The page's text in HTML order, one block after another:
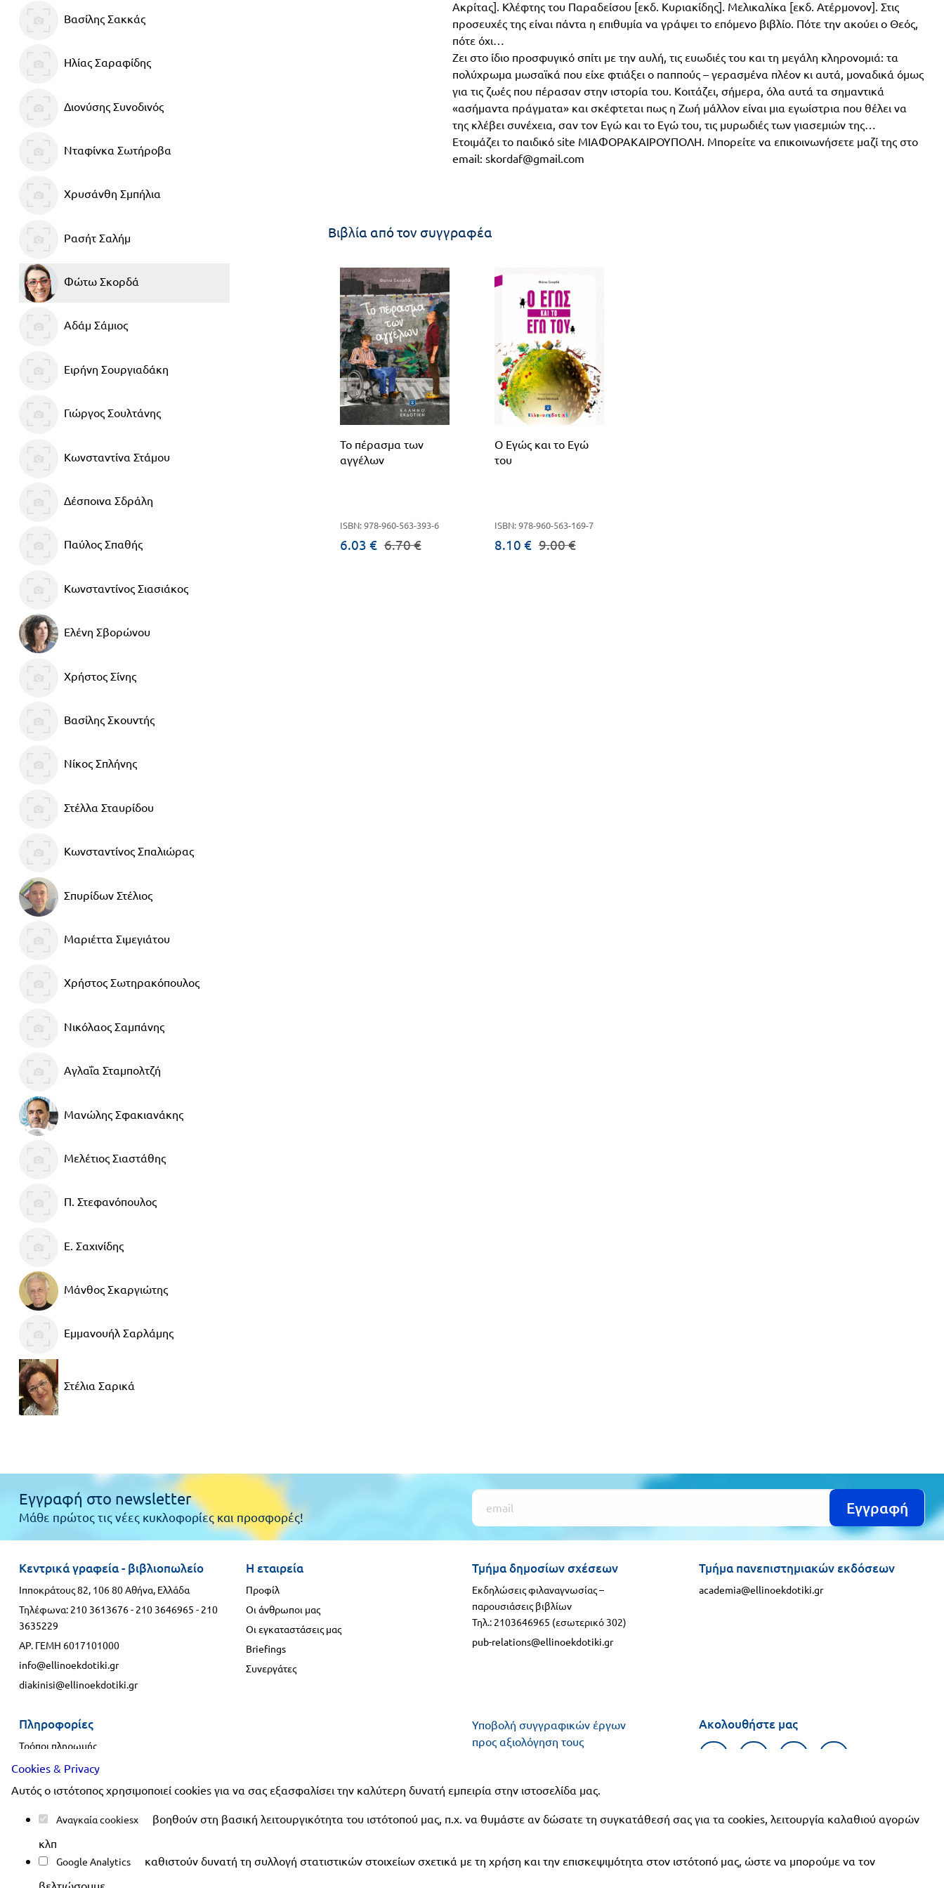
Θεματικά
Ημερολόγια
Εκπαιδευτικών
Δραστηριοτήτων
STE(A)M
Εκπαίδευση
ενηλίκων –
Διά Βίου
Μάθηση
Βιβλιοθήκη
του
Πανελλήνιοι
Διαγωνισμοί
Παζλ και
Επιτραπέζια
Τάξη
Β΄
Τάξη
Λύκειο
Τάξη
Β΄
Τάξη
Γ΄
Τάξη
Ε.ΠΑΛ.
λύκειο
Βασίλης Σακκάς
Ηλίας Σαραφίδης
Διονύσης Συνοδινός
Νταφίνκα Σωτήροβα
Χρυσάνθη Σμπήλια
Ρασήτ Σαλήμ
Φώτω Σκορδά
Αδάμ Σάμιος
Ειρήνη Σουργιαδάκη
Γιώργος Σουλτάνης
Κωνσταντίνα Στάμου
Δέσποινα Σδράλη
Παύλος Σπαθής
Κωνσταντίνος Σιασιάκος
Ελένη Σβορώνου
Χρήστος Σίνης
Βασίλης Σκουντής
Νίκος Σπλήνης
Στέλλα Σταυρίδου
Κωνσταντίνος Σπαλιώρας
Σπυρίδων Στέλιος
Μαριέττα Σιμεγιάτου
Χρήστος Σωτηρακόπουλος
Νικόλαος Σαμπάνης
Αγλαΐα Σταμπολτζή
Μανώλης Σφακιανάκης
Μελέτιος Σιαστάθης
Π. Στεφανόπουλος
Ε. Σαχινίδης
Μάνθος Σκαργιώτης
Εμμανουήλ Σαρλάμης
Στέλια Σαρικά
Ακρίτας]. Κλέφτης του Παραδείσου [εκδ. Κυριακίδης]. Μελικαλίκα [εκδ. Ατέρμονον]. Στις
προσευχές της είναι πάντα η επιθυμία να γράψει το επόμενο βιβλίο. Πότε την ακούει ο Θεός,
πότε όχι…
Ζει στο ίδιο προσφυγικό σπίτι με την αυλή, τις ευωδιές του και τη μεγάλη κληρονομιά: τα
πολύχρωμα μωσαϊκά που είχε φτιάξει ο παππούς – γερασμένα πλέον κι αυτά, μοναδικά όμως
για τις ζωές που πέρασαν στην ιστορία του. Κοιτάζει, σήμερα, όλα αυτά τα σημαντικά
«ασήμαντα πράγματα» και σκέφτεται πως η Ζωή μάλλον είναι μια εγωίστρια που θέλει να
της κλέβει συνέχεια, σαν τον Εγώ και το Εγώ του, τις μυρωδιές των γιασεμιών της…
Ετοιμάζει το παιδικό site ΜΙΑΦΟΡΑΚΑΙΡΟΥΠΟΛΗ. Μπορείτε να επικοινωνήσετε μαζί της στο
email: skordaf@gmail.com
Βιβλία από τον συγγραφέα
Το πέρασμα των
αγγέλων
ISBN: 978-960-563-393-6
6.03 € 6.70 €
Ο Εγώς και το Εγώ
του
ISBN: 978-960-563-169-7
8.10 € 9.00 €
Εγγραφή στο newsletter
Μάθε πρώτος τις νέες κυκλοφορίες και προσφορές! Εγγραφή
Κεντρικά γραφεία - βιβλιοπωλείο
Ιπποκράτους 82, 106 80 Αθήνα, Ελλάδα
Τηλέφωνα: 210 3613676- 210 3646965 - 210
3635229
ΑΡ. ΓΕΜΗ 6017101000
info@ellinoekdotiki.gr
diakinisi@ellinoekdotiki.gr
Η εταιρεία
Προφίλ
Οι άνθρωποι μας
Οι εγκαταστάσεις μας
Briefings
Συνεργάτες
Τμήμα δημοσίων σχέσεων
Εκδηλώσεις φιλαναγνωσίας –
παρουσιάσεις βιβλίων
Τηλ.: 2103646965 (εσωτερικό 302)
pub-relations@ellinoekdotiki.gr
Τμήμα πανεπιστημιακών εκδόσεων
academia@ellinoekdotiki.gr
Πληροφορίες
Τρόποι πληρωμής
Τρόποι αποστολής
Πολιτική επιστροφής
Υποβολή συγγραφικών έργων
προς αξιολόγηση τους
βιβλίων - δοκιμίων - μονογραφιών
Ακολουθήστε μας
Copyright 2019-2026 ellinoekdotiki.gr - All rights reserved Όροι χρήσης Προστασία δεδομένων Ασφάλεια συναλλαγών
Cookies & Privacy
Αυτός ο ιστότοπος χρησιμοποιεί cookies για να σας εξασφαλίσει την καλύτερη δυνατή εμπειρία στην ιστοσελίδα μας.
Αναγκαία cookies
βοηθούν στη βασική λειτουργικότητα του ιστότοπού μας, π.χ. να θυμάστε αν δώσατε τη συγκατάθεσή σας για τα cookies, λειτουργία καλαθιού αγορών
κλπ
Google Analytics
καθιστούν δυνατή τη συλλογή στατιστικών στοιχείων σχετικά με τη χρήση και την επισκεψιμότητα στον ιστότοπό μας, ώστε να μπορούμε να τον
βελτιώσουμε.